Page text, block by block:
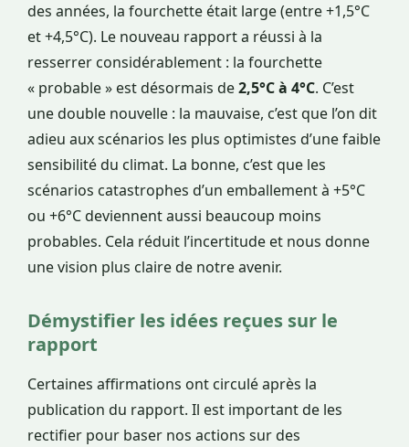
des années, la fourchette était large (entre +1,5°C
et +4,5°C). Le nouveau rapport a réussi à la
resserrer considérablement : la fourchette
« probable » est désormais de2,5°C à 4°C. C’est
une double nouvelle : la mauvaise, c’est que l’on dit
adieu aux scénarios les plus optimistes d’une faible
sensibilité du climat. La bonne, c’est que les
scénarios catastrophes d’un emballement à +5°C
ou +6°C deviennent aussi beaucoup moins
probables. Cela réduit l’incertitude et nous donne
une vision plus claire de notre avenir.
Démystifier les idées reçues sur le
rapport
Certaines affirmations ont circulé après la
publication du rapport. Il est important de les
rectifier pour baser nos actions sur des